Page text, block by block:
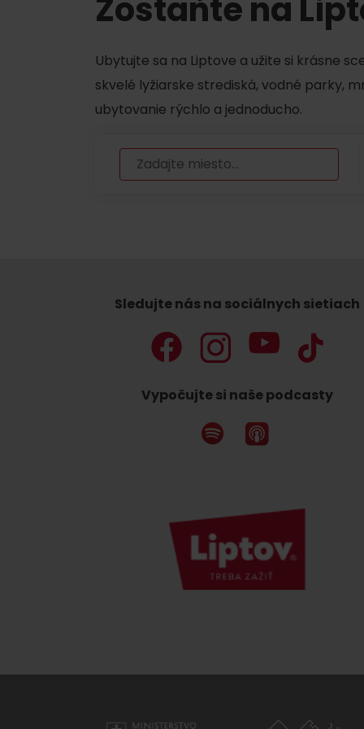
TOP ATRAKCIE
Potrebuješ požičať lyže alebo bicykel?
Požičovne
Servisy
Nemáš auto a potrebuješ zviesť?
Autobusová
Vlaková
Letecká
Zostaňte na
Ubytujte sa na Liptove a užite si krásne
skvelé lyžiarske strediská, vodné parky,
ubytovanie rýchlo a jednoducho.
Sledujte nás na sociálnych sietiach
Vypočujte si naše podcasty